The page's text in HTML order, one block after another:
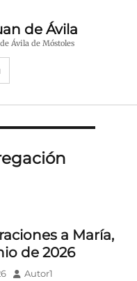
de Ávila
Ávila de Móstoles
a María,
de 2026
Autor
Autor1